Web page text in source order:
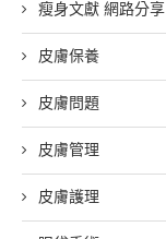
瘦身文獻 網路分享
皮膚保養
皮膚問題
皮膚管理
皮膚護理